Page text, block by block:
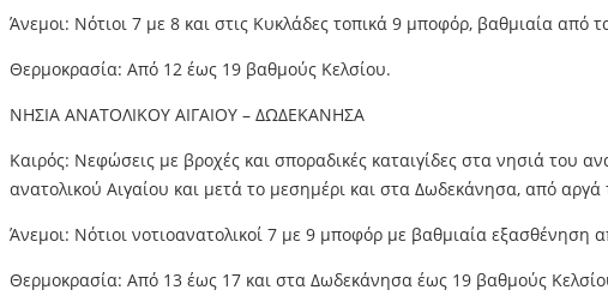
Άνεμοι: Νότιοι 7 με 8 και στις Κυκλάδες τοπικά 9 μποφόρ, βαθμιαία
Θερμοκρασία: Από 12 έως 19 βαθμούς Κελσίου.
ΝΗΣΙΑ ΑΝΑΤΟΛΙΚΟΥ ΑΙΓΑΙΟΥ – ΔΩΔΕΚΑΝΗΣΑ
Καιρός: Νεφώσεις με βροχές και σποραδικές καταιγίδες στα νησιά του
ανατολικού Αιγαίου και μετά το μεσημέρι και στα Δωδεκάνησα, από
Άνεμοι: Νότιοι νοτιοανατολικοί 7 με 9 μποφόρ με βαθμιαία εξασθένηση
Θερμοκρασία: Από 13 έως 17 και στα Δωδεκάνησα έως 19 βαθμούς